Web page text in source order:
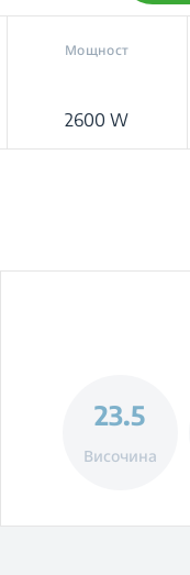
Мощност
2600 W
23.5
Височина